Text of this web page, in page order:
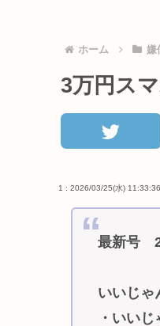
ホーム 嫌
3万円ス
1 : 2026/03/25(水)
最新号
いいじゃ
・いい